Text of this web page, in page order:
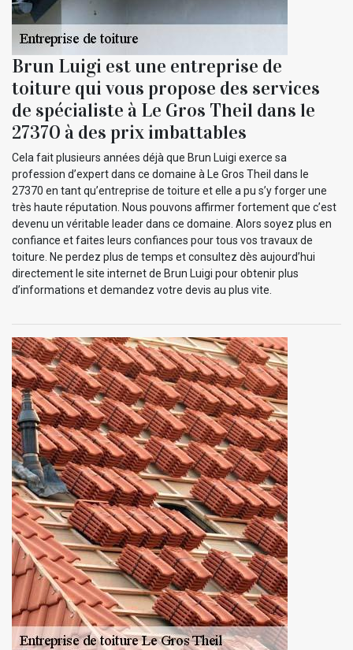
Brun Luigi est une entreprise de
toiture qui vous propose des services
de spécialiste à Le Gros Theil dans le
27370 à des prix imbattables
Cela fait plusieurs années déjà que Brun Luigi exerce sa
profession d’expert dans ce domaine à Le Gros Theil dans le
27370 en tant qu’entreprise de toiture et elle a pu s’y forger une
très haute réputation. Nous pouvons affirmer fortement que c’est
devenu un véritable leader dans ce domaine. Alors soyez plus en
confiance et faites leurs confiances pour tous vos travaux de
toiture. Ne perdez plus de temps et consultez dès aujourd’hui
directement le site internet de Brun Luigi pour obtenir plus
d’informations et demandez votre devis au plus vite.